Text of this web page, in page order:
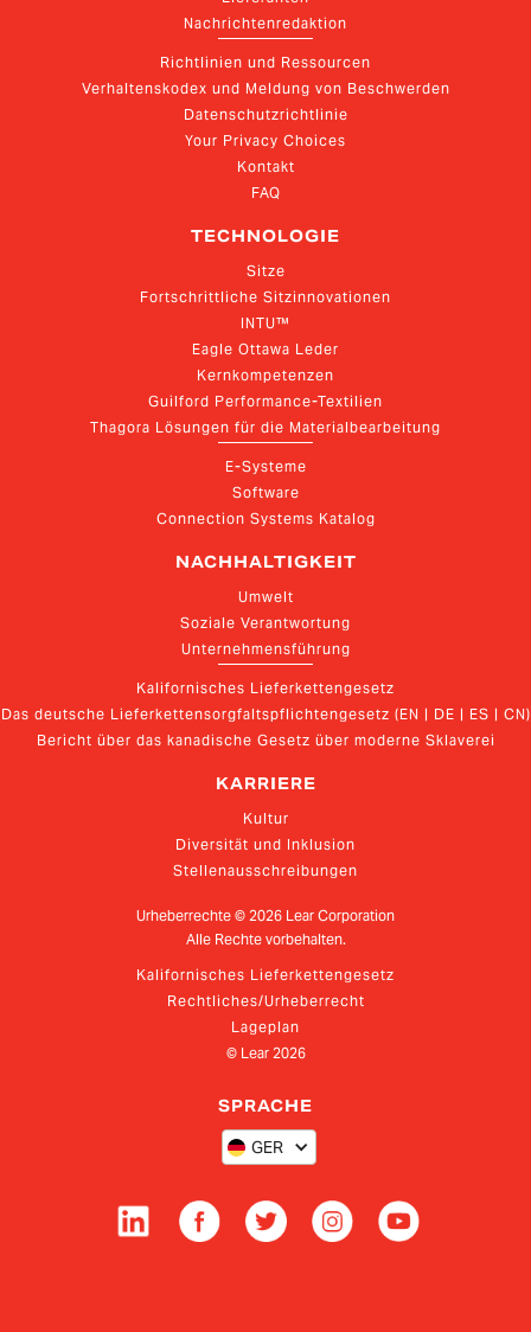
Nachrichtenredaktion
Richtlinien und Ressourcen
Verhaltenskodex und Meldung von Beschwerden
Datenschutzrichtlinie
Your Privacy Choices
Kontakt
FAQ
TECHNOLOGIE
Sitze
Fortschrittliche Sitzinnovationen
INTU™
Eagle Ottawa Leder
Kernkompetenzen
Guilford Performance-Textilien
Thagora Lösungen für die Materialbearbeitung
E-Systeme
Software
Connection Systems Katalog
NACHHALTIGKEIT
Umwelt
Soziale Verantwortung
Unternehmensführung
Kalifornisches Lieferkettengesetz
Das deutsche Lieferkettensorgfaltspflichtengesetz (EN | DE | ES | CN)
Bericht über das kanadische Gesetz über moderne Sklaverei
KARRIERE
Kultur
Diversität und Inklusion
Stellenausschreibungen
Urheberrechte © 2026 Lear Corporation
Alle Rechte vorbehalten.
Kalifornisches Lieferkettengesetz
Rechtliches/Urheberrecht
Lageplan
© Lear 2026
SPRACHE
GER